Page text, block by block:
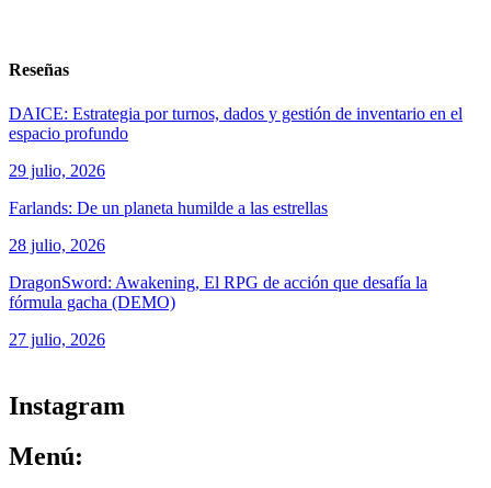
Reseñas
DAICE: Estrategia por turnos, dados y gestión de inventario en el
espacio profundo
29 julio, 2026
Farlands: De un planeta humilde a las estrellas
28 julio, 2026
DragonSword: Awakening, El RPG de acción que desafía la
fórmula gacha (DEMO)
27 julio, 2026
Instagram
Menú: